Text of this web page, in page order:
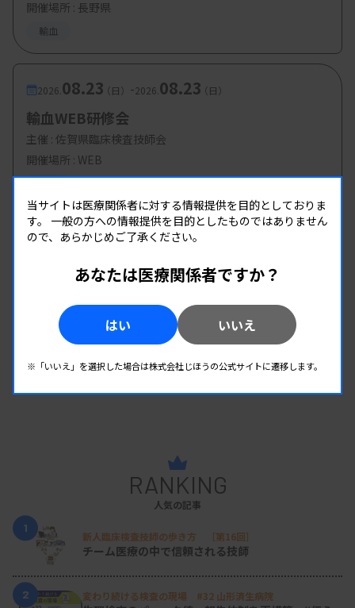
開催場所 : 長野県
輸血
2026. 08.23（日） -2026. 08.23（日）
輸血WEB研修会
主催 : 佐賀県臨床検査技師会
開催場所 : WEB
RANKING
人気の記事
1
新人臨床検査技師の歩き方 ［第16回］
チーム医療の中で信頼される技師
2 変わり続ける検査の現場 #32 山形済生病院
当サイトは医療関係者に対する情報提供を目的としておりま
す。 一般の方への情報提供を目的としたものではありません
ので、あらかじめご了承ください。
あなたは医療関係者ですか？
はい いいえ
※「いいえ」を選択した場合は株式会社じほうの公式サイトに遷移します。